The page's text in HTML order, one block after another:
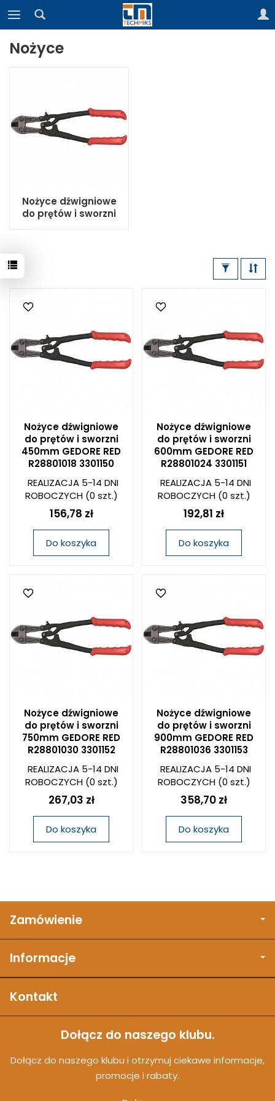
Nożyce
Nożyce dźwigniowe
do prętów i sworzni
Nożyce dźwigniowe
do prętów i sworzni
450mm GEDORE RED
R28801018 3301150
REALIZACJA 5-14 DNI
ROBOCZYCH(0 szt.)
156,78 zł
Do koszyka
Nożyce dźwigniowe
do prętów i sworzni
600mm GEDORE RED
R28801024 3301151
REALIZACJA 5-14 DNI
ROBOCZYCH(0 szt.)
192,81 zł
Do koszyka
Nożyce dźwigniowe
do prętów i sworzni
750mm GEDORE RED
R28801030 3301152
REALIZACJA 5-14 DNI
ROBOCZYCH(0 szt.)
267,03 zł
Do koszyka
Nożyce dźwigniowe
do prętów i sworzni
900mm GEDORE RED
R28801036 3301153
REALIZACJA 5-14 DNI
ROBOCZYCH(0 szt.)
358,70 zł
Do koszyka
Zamówienie
Informacje
Kontakt
Dołącz do naszego klubu.
Dołącz do naszego klubu i otrzymuj ciekawe informacje,
promocje i rabaty.